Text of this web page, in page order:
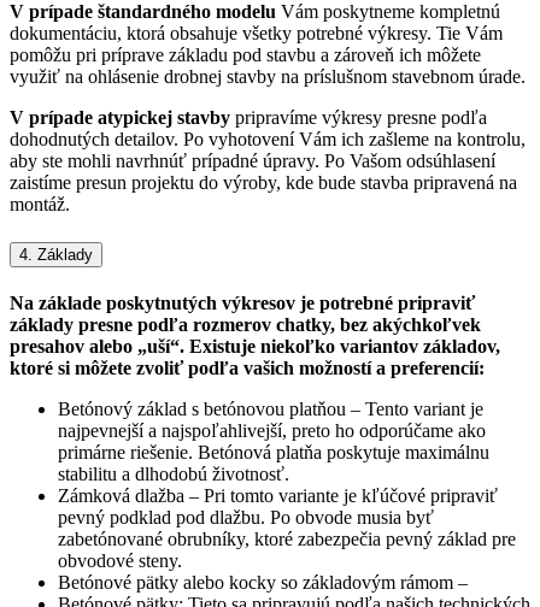
V prípade štandardného modelu Vám poskytneme kompletnú
dokumentáciu, ktorá obsahuje všetky potrebné výkresy. Tie Vám
pomôžu pri príprave základu pod stavbu a zároveň ich môžete
využiť na ohlásenie drobnej stavby na príslušnom stavebnom úrade.
V prípade atypickej stavby pripravíme výkresy presne podľa
dohodnutých detailov. Po vyhotovení Vám ich zašleme na kontrolu,
aby ste mohli navrhnúť prípadné úpravy. Po Vašom odsúhlasení
zaistíme presun projektu do výroby, kde bude stavba pripravená na
montáž.
4. Základy
Na základe poskytnutých výkresov je potrebné pripraviť
základy presne podľa rozmerov chatky, bez akýchkoľvek
presahov alebo „uší“. Existuje niekoľko variantov základov,
ktoré si môžete zvoliť podľa vašich možností a preferencií:
Betónový základ s betónovou platňou – Tento variant je
najpevnejší a najspoľahlivejší, preto ho odporúčame ako
primárne riešenie. Betónová platňa poskytuje maximálnu
stabilitu a dlhodobú životnosť.
Zámková dlažba – Pri tomto variante je kľúčové pripraviť
pevný podklad pod dlažbu. Po obvode musia byť
zabetónované obrubníky, ktoré zabezpečia pevný základ pre
obvodové steny.
Betónové pätky alebo kocky so základovým rámom –